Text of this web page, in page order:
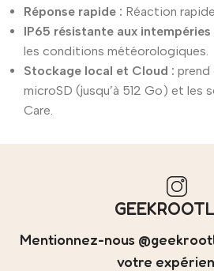
Réponse rapide : Réaction
IP65 résistante aux intempéries
les conditions météorologiques.
Stockage local et Cloud : prend
microSD (jusqu’à 512 Go) et les
Care.
Mentionnez-nous
votre